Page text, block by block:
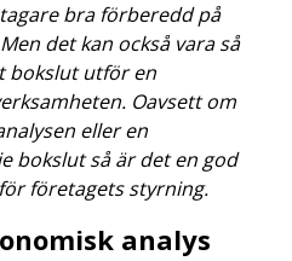
bra förberedd på
det kan också vara så
bokslut utför en
Oavsett om
eller en
bokslut så är det en god
företagets styrning.
analys